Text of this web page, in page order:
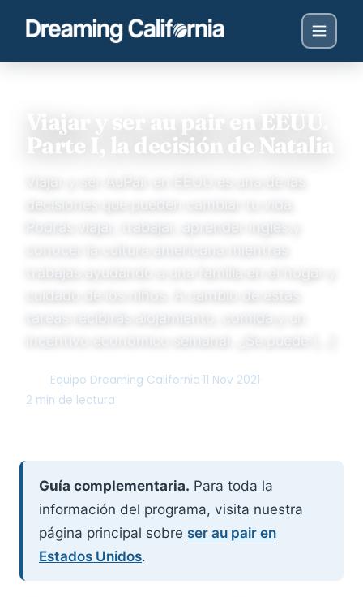
Viajar y ser au pair en EEUU.
Parte I, la decisión de Natalia
Viajar y ser AuPair en EEUU es una de las
decisiones que pueden cambiar tu vida.
Podrás viajar, trabajar, aprender inglés y
conocer la cultura americana mientras
trabajas ayudando a una familia en el hogar y
cuidado de los niños. A cambio de estas
tareas recibirás alojamiento, comida y un
incentivo económico semanal. ¿Se puede […]
Equipo Dreaming California 11 Nov 2021
2 min de lectura
Guía complementaria. Para toda la
información del programa, visita nuestra
página principal sobre ser au pair en
Estados Unidos.